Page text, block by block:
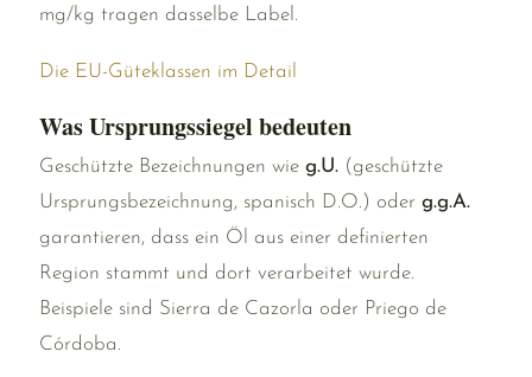
mg/kg tragen dasselbe Label.
Die EU-Güteklassen im Detail
Was Ursprungssiegel bedeuten
Geschützte Bezeichnungen wie g.U. (geschützte
Ursprungsbezeichnung, spanisch D.O.) oder g.g.A.
garantieren, dass ein Öl aus einer definierten
Region stammt und dort verarbeitet wurde.
Beispiele sind Sierra de Cazorla oder Priego de
Córdoba.